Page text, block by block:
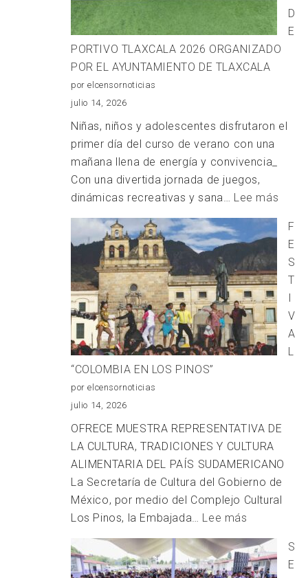
D
E
PORTIVO TLAXCALA 2026 ORGANIZADO
POR EL AYUNTAMIENTO DE TLAXCALA
por elcensornoticias
julio 14, 2026
Niñas, niños y adolescentes disfrutaron el
primer día del curso de verano con una
mañana llena de energía y convivencia_
Con una divertida jornada de juegos,
dinámicas recreativas y sana… Lee más
2026
POR
EL
DE
F
E
S
T
I
V
A
L
“COLOMBIA EN LOS PINOS”
por elcensornoticias
julio 14, 2026
OFRECE MUESTRA REPRESENTATIVA DE
LA CULTURA, TRADICIONES Y CULTURA
ALIMENTARIA DEL PAÍS SUDAMERICANO
La Secretaría de Cultura del Gobierno de
México, por medio del Complejo Cultural
Los Pinos, la Embajada… Lee más
FESTIVAL
“COLOMBIA
EN
S
E